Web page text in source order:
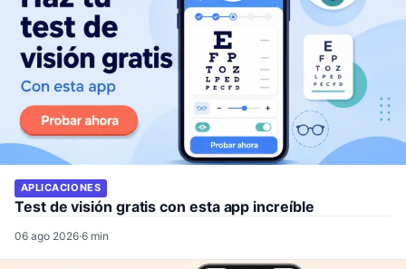
APLICACIONES
Test de visión gratis con esta app increíble
06 ago 2026·6 min